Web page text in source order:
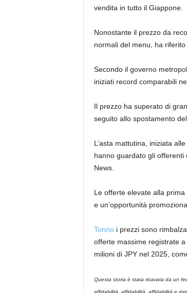
vendita in tutto il Giappone.
Nonostante il prezzo da
normali del menu, ha riferito
Secondo il governo
iniziati record comparabili
Il prezzo ha superato di
seguito allo spostamento
L’asta mattutina, iniziata
hanno guardato gli
News.
Le offerte elevate alla
e un’opportunità
Tonnoi prezzi sono
offerte massime registrate
milioni di JPY nel 2025,
Questa storia è stata ricavata da un
affidabilità, affidabilità, affidabilità e